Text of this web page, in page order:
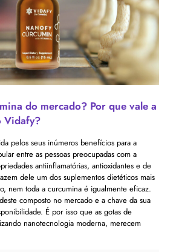
do mercado? Por que vale a
Vidafy?
pelos seus inúmeros benefícios para a
entre as pessoas preocupadas com a
antiinflamatórias, antioxidantes e de
dele um dos suplementos dietéticos mais
nem toda a curcumina é igualmente eficaz.
composto no mercado e a chave da sua
É por isso que as gotas de
nanotecnologia moderna, merecem